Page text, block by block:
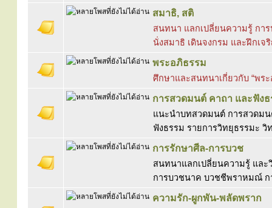
สมาธิ, สติ
สนทนา แลกเปลี่ยนความรู้ กา
นั่งสมาธิ เดินจงกรม และฝึกเจ
พระอภิธรรม
ศึกษาและสนทนาเกี่ยวกับ “พร
การสวดมนต์ คาถา และฟัง
แนะนำบทสวดมนต์ การสวดมน
ฟังธรรม รายการวิทยุธรรมะ วิ
การรักษาศีล-การบวช
สนทนาแลกเปลี่ยนความรู้ และ
การบวชนาค บวชชีพราหมณ์ ก
ความรัก-ผูกพัน-พลัดพราก